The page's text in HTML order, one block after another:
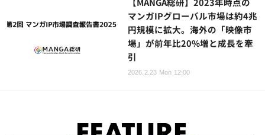
マンガIPグローバル市場は約4兆
円規模に拡大。海外の「映像市
場」が前年比20%増と成長を牽
引
2026.2.23 Mon 12:00